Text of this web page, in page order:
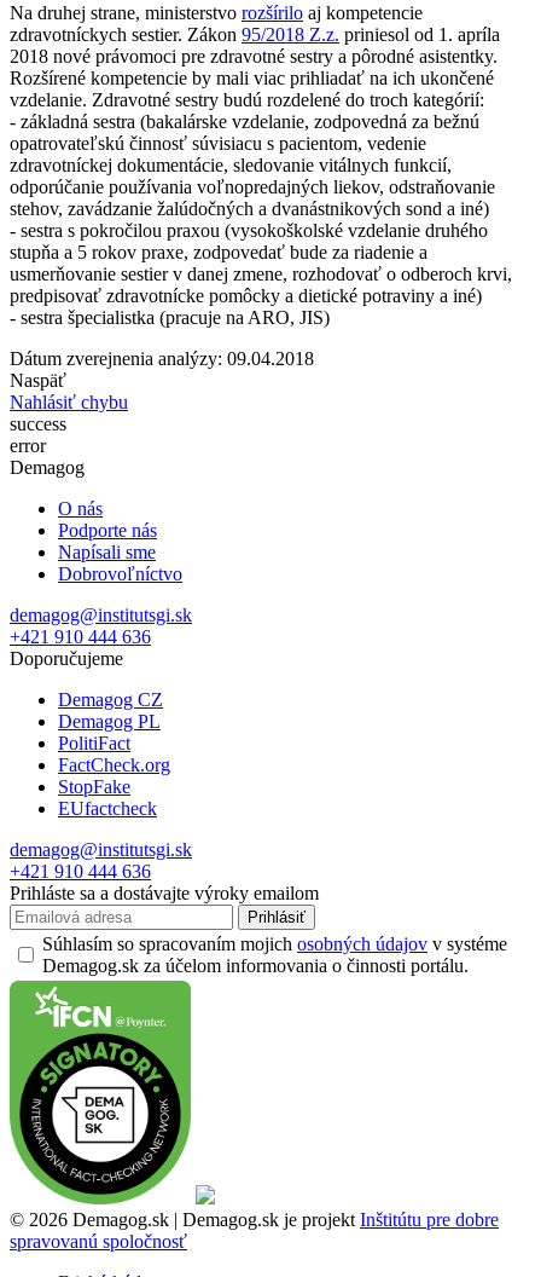
Na druhej strane, ministerstvo rozšírilo aj kompetencie
zdravotníckych sestier. Zákon 95/2018 Z.z. priniesol od 1. apríla
2018 nové právomoci pre zdravotné sestry a pôrodné asistentky.
Rozšírené kompetencie by mali viac prihliadať na ich ukončené
vzdelanie. Zdravotné sestry budú rozdelené do troch kategórií:
- základná sestra (bakalárske vzdelanie, zodpovedná za bežnú
opatrovateľskú činnosť súvisiacu s pacientom, vedenie
zdravotníckej dokumentácie, sledovanie vitálnych funkcií,
odporúčanie používania voľnopredajných liekov, odstraňovanie
stehov, zavádzanie žalúdočných a dvanástnikových sond a iné)
- sestra s pokročilou praxou (vysokoškolské vzdelanie druhého
stupňa a 5 rokov praxe, zodpovedať bude za riadenie a
usmerňovanie sestier v danej zmene, rozhodovať o odberoch krvi,
predpisovať zdravotnícke pomôcky a dietické potraviny a iné)
- sestra špecialistka (pracuje na ARO, JIS)
Dátum zverejnenia analýzy: 09.04.2018
Naspäť
Nahlásiť chybu
success
error
Demagog
O nás
Podporte nás
Napísali sme
Dobrovoľníctvo
demagog@institutsgi.sk
+421 910 444 636
Doporučujeme
Demagog CZ
Demagog PL
PolitiFact
FactCheck.org
StopFake
EUfactcheck
demagog@institutsgi.sk
+421 910 444 636
Prihláste sa a dostávajte výroky emailom
Prihlásiť
Súhlasím so spracovaním mojich osobných údajov v systéme
Demagog.sk za účelom informovania o činnosti portálu.
© 2026 Demagog.sk | Demagog.sk je projekt Inštitútu pre dobre
spravovanú spoločnosť